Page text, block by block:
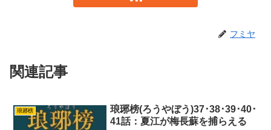
フミヤ
関連記事
琅琊榜
琅琊榜(ろうやぼう)37･38･39･40･
41話：夏江が梅長蘇を捕らえる